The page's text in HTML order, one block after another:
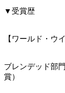
▼受賞歴
【ワールド・ウ
ブレンデッド部
賞）